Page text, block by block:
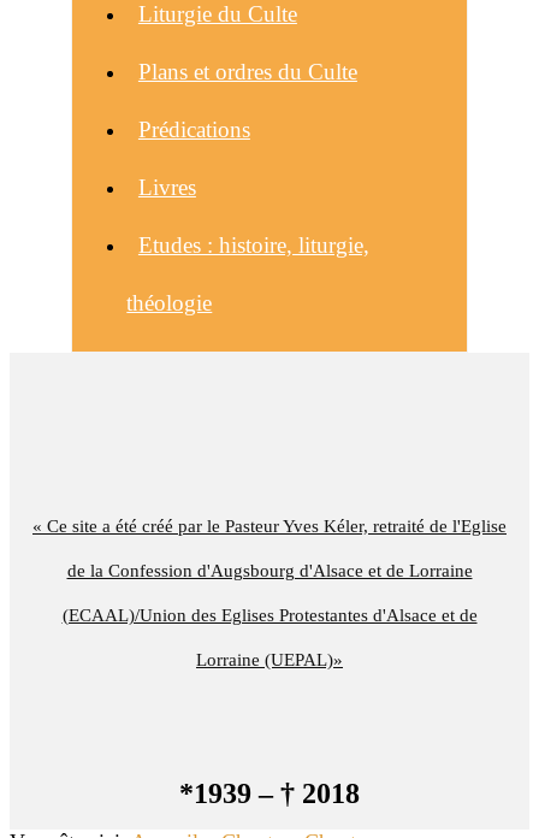
« Ce site a été créé par le Pasteur Yves Kéler, retraité de l'Eglise
de la Confession d'Augsbourg d'Alsace et de Lorraine
(ECAAL)/Union des Eglises Protestantes d'Alsace et de
Lorraine (UEPAL)»
*1939 – † 2018
Liturgie du Culte
Plans et ordres du Culte
Prédications
Livres
Etudes : histoire, liturgie,
théologie